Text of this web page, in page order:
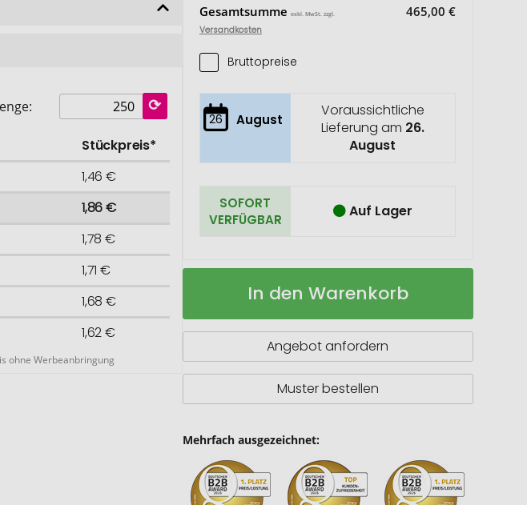
Stückpreis*
1,46 €
1,86 €
1,78 €
1,71 €
1,68 €
1,62 €
ohne Werbeanbringung
Gesamtsumme exkl. MwSt. zzgl.
Versandkosten
465,00 €
Bruttopreise
26 August
Voraussichtliche
Lieferung am 26.
August
SOFORT
VERFÜGBAR
Auf Lager
Reagenzglas
Auf
In den Warenkorb
Angebot anfordern
Muster bestellen
Mehrfach ausgezeichnet: